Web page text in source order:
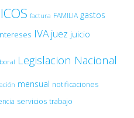
factura FAMILIA gastos
IVA juez juicio
Legislacion Nacional
mensual notificaciones
servicios trabajo